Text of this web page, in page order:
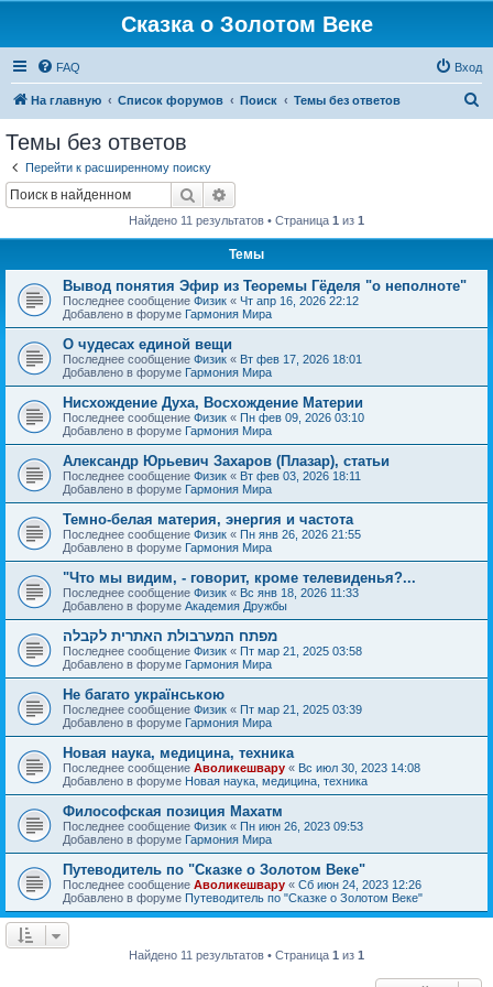
Сказка о Золотом Веке
FAQ Вход
На главную Список форумов Поиск Темы без ответов
Темы без ответов
Перейти к расширенному поиску
Поиск
Найдено 11 результатов • Страница 1 из 1
Темы
Вывод понятия Эфир из Теоремы Гёделя "о неполноте"
Последнее сообщение Физик « Чт апр 16, 2026 22:12
Добавлено в форуме Гармония Мира
О чудесах единой вещи
Последнее сообщение Физик « Вт фев 17, 2026 18:01
Добавлено в форуме Гармония Мира
Нисхождение Духа, Восхождение Материи
Последнее сообщение Физик « Пн фев 09, 2026 03:10
Добавлено в форуме Гармония Мира
Александр Юрьевич Захаров (Плазар), статьи
Последнее сообщение Физик « Вт фев 03, 2026 18:11
Добавлено в форуме Гармония Мира
Темно-белая материя, энергия и частота
Последнее сообщение Физик « Пн янв 26, 2026 21:55
Добавлено в форуме Гармония Мира
"Что мы видим, - говорит, кроме телевиденья?...
Последнее сообщение Физик « Вс янв 18, 2026 11:33
Добавлено в форуме Академия Дружбы
מפתח המערבולת האתרית לקבלה
Последнее сообщение Физик « Пт мар 21, 2025 03:58
Добавлено в форуме Гармония Мира
Не багато українською
Последнее сообщение Физик « Пт мар 21, 2025 03:39
Добавлено в форуме Гармония Мира
Новая наука, медицина, техника
Последнее сообщение Аволикешвару « Вс июл 30, 2023 14:08
Добавлено в форуме Новая наука, медицина, техника
Философская позиция Махатм
Последнее сообщение Физик « Пн июн 26, 2023 09:53
Добавлено в форуме Гармония Мира
Путеводитель по "Сказке о Золотом Веке"
Последнее сообщение Аволикешвару « Сб июн 24, 2023 12:26
Добавлено в форуме Путеводитель по "Сказке о Золотом Веке"
Найдено 11 результатов • Страница 1 из 1